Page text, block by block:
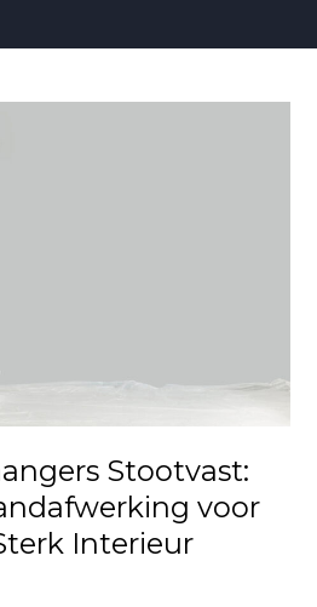
Stootvast:
voor
Interieur